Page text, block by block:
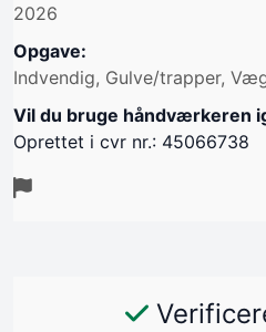
2026
Opgave:
Indvendig, Gulve/trapper,
Vil du bruge håndværkeren
Oprettet i cvr nr.: 45066738